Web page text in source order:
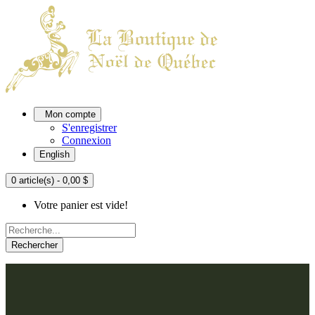
Mon compte
S'enregistrer
Connexion
English
0 article(s) - 0,00 $
Votre panier est vide!
Rechercher